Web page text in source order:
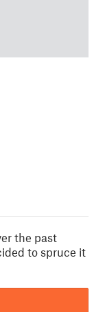
the past
to spruce it